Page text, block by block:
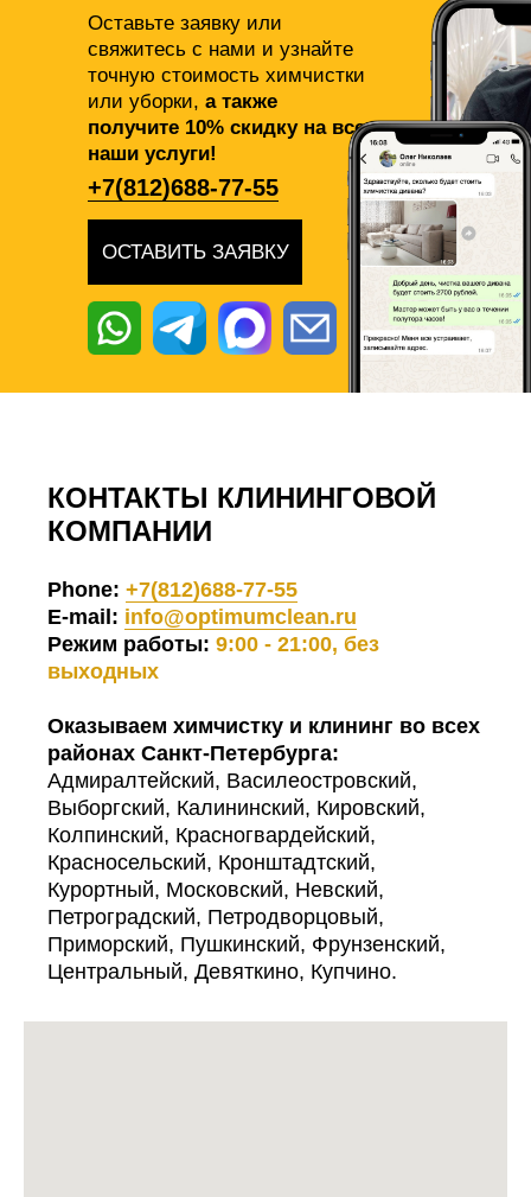
Оставьте заявку или
свяжитесь с нами и узнайте
точную стоимость химчистки
или уборки, а также
получите 10% скидку на все
наши услуги!
ОСТАВИТЬ ЗАЯВКУ
+7(812)688-77-55
КОНТАКТЫ КЛИНИНГОВОЙ
КОМПАНИИ
Phone: +7(812)688-77-55
E-mail: info@optimumclean.ru
Режим работы: 9:00 - 21:00, без
выходных
Оказываем химчистку и клининг во всех
районах Санкт-Петербурга:
Адмиралтейский, Василеостровский,
Выборгский, Калининский, Кировский,
Колпинский, Красногвардейский,
Красносельский, Кронштадтский,
Курортный, Московский, Невский,
Петроградский, Петродворцовый,
Приморский, Пушкинский, Фрунзенский,
Центральный, Девяткино, Купчино.